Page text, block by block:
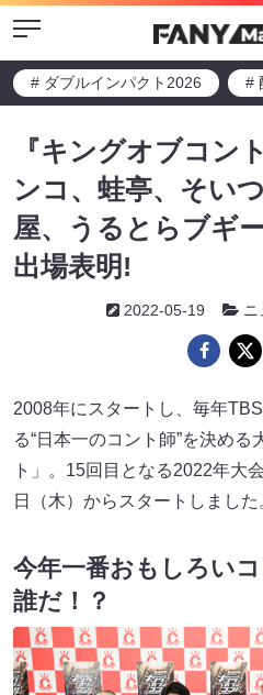
Menu
# ダブルインパクト2026 #
『キングオブコン
ンコ、蛙亭、そい
屋、うるとらブギ
出場表明!
2022-05-19 ニ
2008年にスタートし、毎年
る“日本一のコント師”を決める
ト」。15回目となる2022年大
日（木）からスタートしました
今年一番おもしろい
誰だ！？